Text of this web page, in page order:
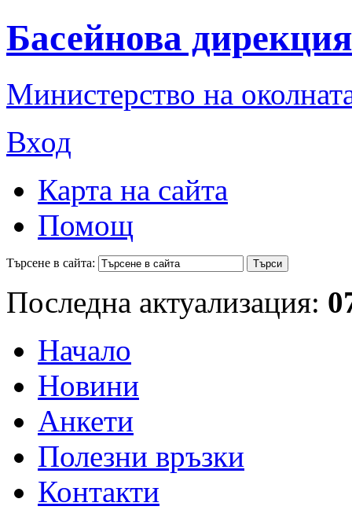
Басейнова
Министерство на
Вход
Карта на сайта
Помощ
Търсене в сайта:
Последна актуализация:
Начало
Новини
Анкети
Полезни връзки
Контакти